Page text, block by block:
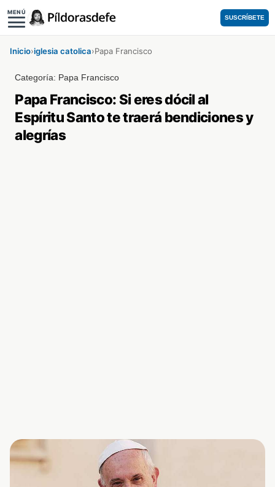
MENÚ
SUSCRÍBETE
Inicio›iglesia catolica›Papa Francisco
Categoría: Papa Francisco
Papa Francisco: Si eres dócil al
Espíritu Santo te traerá bendiciones y
alegrías